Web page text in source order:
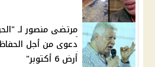
مرتضى منصور لـ
دعوى من أجل
أرض 6 أكتوبر"